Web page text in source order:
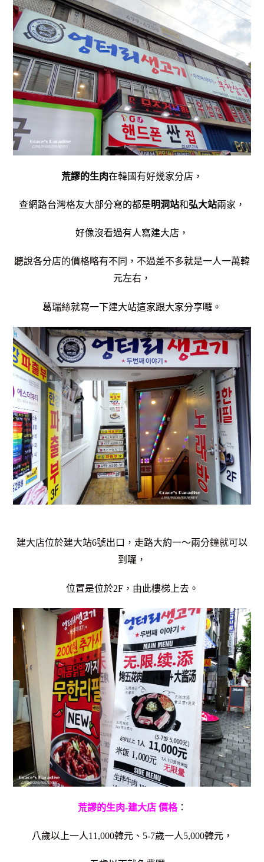
荒謬的生肉在韓國有好幾家分店，
查網路台灣格友大部分寫的都是明洞站和弘大站兩家，
好像沒看過有人寫建大店，
聽說各分店的價格略有不同，不過差不多就是一人一萬韓
元左右，
葛瑞絲就寫一下建大站這家跟大家分享囉。
建大店位於建大站6號出口，走路大約一～兩分鐘就可以
到囉，
位置是位於2F，由此樓梯上去。
荒謬的生肉-建大店 價格：
八歲以上一人11,000韓元、5-7歲一人5,000韓元，